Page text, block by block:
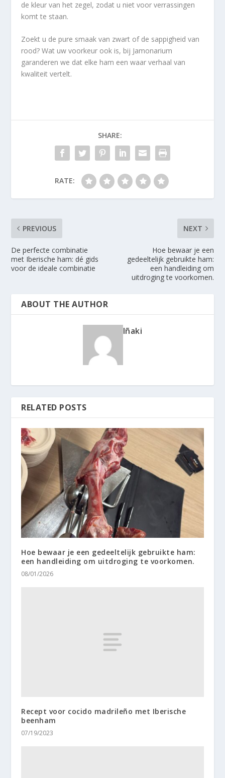
de kleur van het zegel, zodat u niet voor verrassingen
komt te staan.
Zoekt u de pure smaak van zwart of de sappigheid van
rood? Wat uw voorkeur ook is, bij Jamonarium
garanderen we dat elke ham een waar verhaal van
kwaliteit vertelt.
SHARE:
RATE:
PREVIOUS
De perfecte combinatie
met Iberische ham: dé gids
voor de ideale combinatie
NEXT
Hoe bewaar je een
gedeeltelijk gebruikte ham:
een handleiding om
uitdroging te voorkomen.
ABOUT THE AUTHOR
Iñaki
RELATED POSTS
Hoe bewaar je een gedeeltelijk gebruikte ham:
een handleiding om uitdroging te voorkomen.
08/01/2026
Recept voor cocido madrileño met Iberische
beenham
07/19/2023